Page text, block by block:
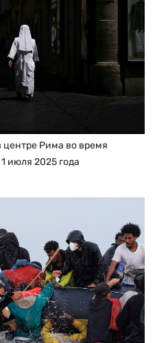
Рима во время
июля 2025 года